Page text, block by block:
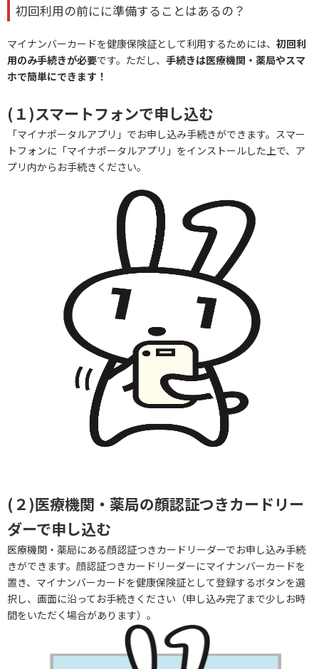
初回利用の前にに準備することはあるの？
マイナンバーカードを健康保険証として利用するためには、 初回利
用のみ手続きが必要です。ただし、 手続きは医療機関・薬局やスマ
ホで簡単にできます！
(１)スマートフォンで申し込む
「マイナポータルアプリ」でお申し込み手続きができます。スマー
トフォンに「マイナポータルアプリ」をインストールした上で、ア
プリ内からお手続きください。
(２)医療機関・薬局の顔認証つきカードリー
ダーで申し込む
医療機関・薬局にある顔認証つきカードリーダーでお申し込み手続
きができます。顔認証つきカードリーダーにマイナンバーカードを
置き、マイナンバーカードを健康保険証として登録するボタンを選
択し、画面に沿ってお手続きください（申し込み完了まで少しお時
間をいただく場合があります）。